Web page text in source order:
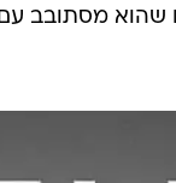
שהוא מסתובב